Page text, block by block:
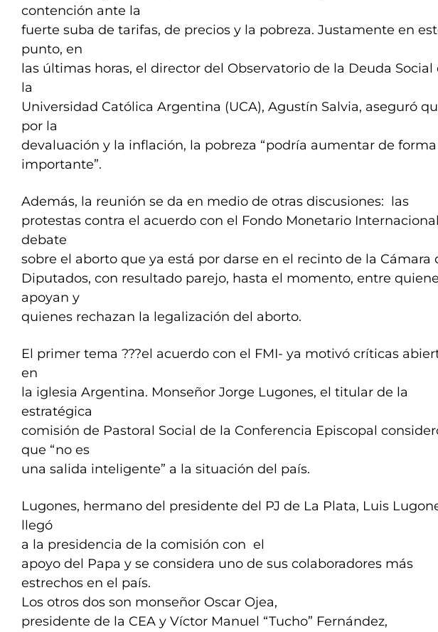
contención ante la
fuerte suba de tarifas, de precios y la pobreza. Justamente en
punto, en
las últimas horas, el director del Observatorio de la Deuda Social
la
Universidad Católica Argentina (UCA), Agustín Salvia, aseguró
por la
devaluación y la inflación, la pobreza “podría aumentar de forma
importante”.
Además, la reunión se da en medio de otras discusiones: las
protestas contra el acuerdo con el Fondo Monetario
debate
sobre el aborto que ya está por darse en el recinto de la Cámara
Diputados, con resultado parejo, hasta el momento, entre
apoyan y
quienes rechazan la legalización del aborto.
El primer tema ???el acuerdo con el FMI- ya motivó críticas
en
la iglesia Argentina. Monseñor Jorge Lugones, el titular de la
estratégica
comisión de Pastoral Social de la Conferencia Episcopal
que “no es
una salida inteligente” a la situación del país.
Lugones, hermano del presidente del PJ de La Plata, Luis
llegó
a la presidencia de la comisión con el
apoyo del Papa y se considera uno de sus colaboradores más
estrechos en el país.
Los otros dos son monseñor Oscar Ojea,
presidente de la CEA y Víctor Manuel “Tucho” Fernández,